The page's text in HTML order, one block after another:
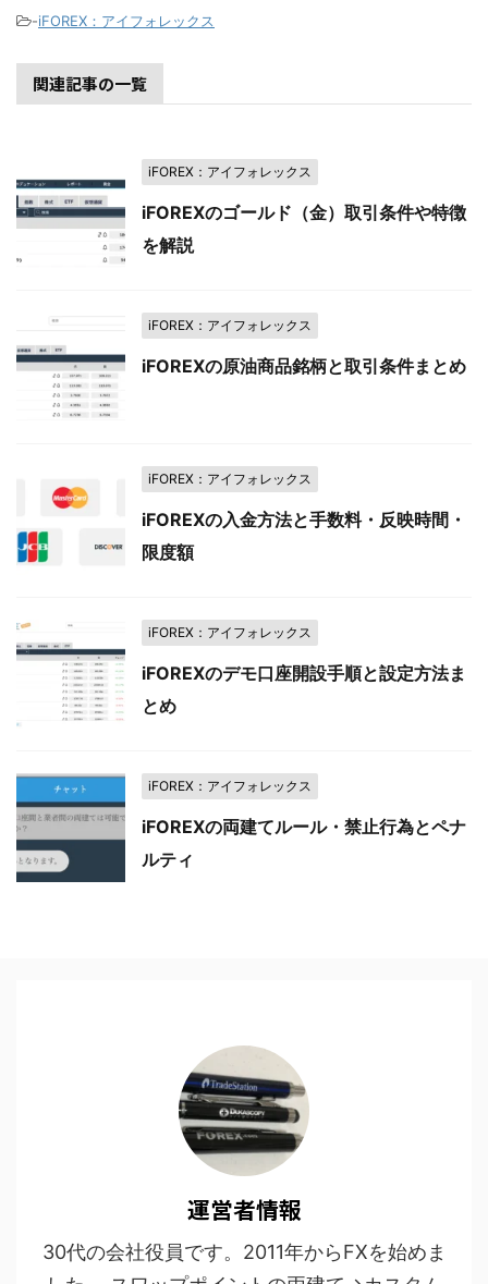
-iFOREX：アイフォレックス
関連記事の一覧
iFOREX：アイフォレックス
iFOREXのゴールド（金）取引条件や特徴
を解説
iFOREX：アイフォレックス
iFOREXの原油商品銘柄と取引条件まとめ
iFOREX：アイフォレックス
iFOREXの入金方法と手数料・反映時間・
限度額
iFOREX：アイフォレックス
iFOREXのデモ口座開設手順と設定方法ま
とめ
iFOREX：アイフォレックス
iFOREXの両建てルール・禁止行為とペナ
ルティ
運営者情報
30代の会社役員です。2011年からFXを始めま